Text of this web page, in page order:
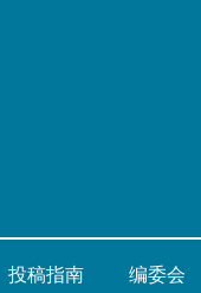
投稿指南 编委会